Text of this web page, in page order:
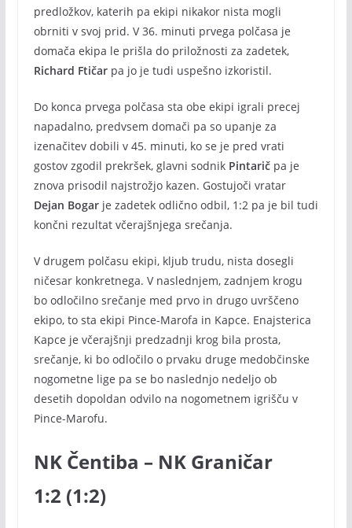
predložkov, katerih pa ekipi nikakor nista mogli
obrniti v svoj prid. V 36. minuti prvega polčasa je
domača ekipa le prišla do priložnosti za zadetek,
Richard Ftičarpa jo je tudi uspešno izkoristil.
Do konca prvega polčasa sta obe ekipi igrali precej
napadalno, predvsem domači pa so upanje za
izenačitev dobili v 45. minuti, ko se je pred vrati
gostov zgodil prekršek, glavni sodnik Pintaričpa je
znova prisodil najstrožjo kazen. Gostujoči vratar
Dejan Bogarje zadetek odlično odbil, 1:2 pa je bil tudi
končni rezultat včerajšnjega srečanja.
V drugem polčasu ekipi, kljub trudu, nista dosegli
ničesar konkretnega. V naslednjem, zadnjem krogu
bo odločilno srečanje med prvo in drugo uvrščeno
ekipo, to sta ekipi Pince-Marofa in Kapce. Enajsterica
Kapce je včerajšnji predzadnji krog bila prosta,
srečanje, ki bo odločilo o prvaku druge medobčinske
nogometne lige pa se bo naslednjo nedeljo ob
desetih dopoldan odvilo na nogometnem igrišču v
Pince-Marofu.
NK Čentiba – NK Graničar
1:2 (1:2)